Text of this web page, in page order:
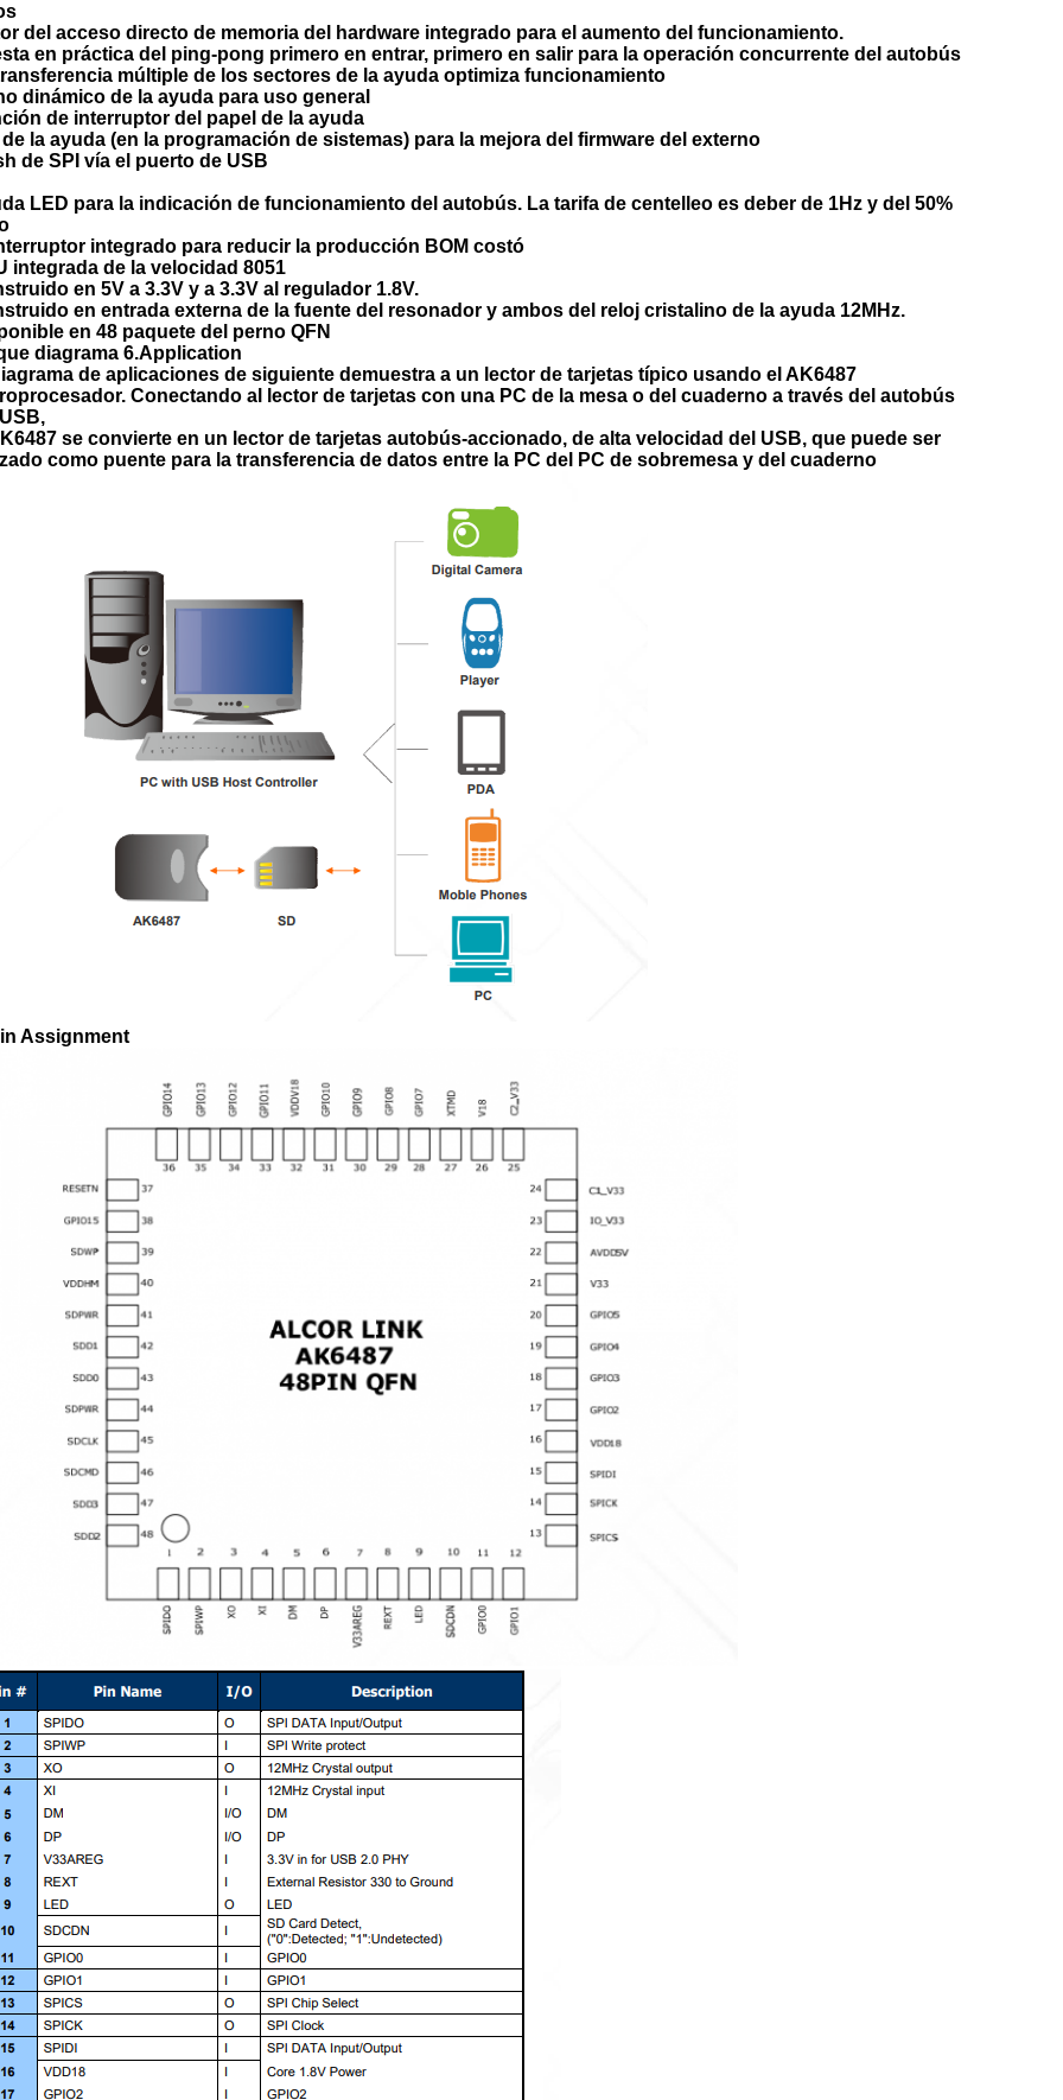
del acceso directo de memoria del hardware integrado para el aumento del funcionamiento.
en práctica del ping-pong primero en entrar, primero en salir para la operación concurrente del autobús
múltiple de los sectores de la ayuda optimiza funcionamiento
dinámico de la ayuda para uso general
de interruptor del papel de la ayuda
de la ayuda (en la programación de sistemas) para la mejora del firmware del externo
de SPI vía el puerto de USB
LED para la indicación de funcionamiento del autobús. La tarifa de centelleo es deber de 1Hz y del 50%
integrado para reducir la producción BOM costó
integrada de la velocidad 8051
en 5V a 3.3V y a 3.3V al regulador 1.8V.
en entrada externa de la fuente del resonador y ambos del reloj cristalino de la ayuda 12MHz.
en 48 paquete del perno QFN
diagrama 6.Application
de aplicaciones de siguiente demuestra a un lector de tarjetas típico usando el AK6487
Conectando al lector de tarjetas con una PC de la mesa o del cuaderno a través del autobús
se convierte en un lector de tarjetas autobús-accionado, de alta velocidad del USB, que puede ser
como puente para la transferencia de datos entre la PC del PC de sobremesa y del cuaderno
Assignment